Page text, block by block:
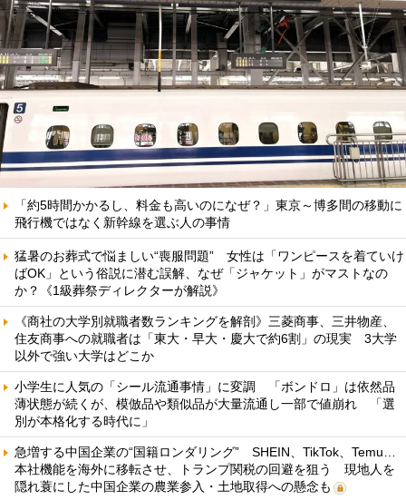
「約5時間かかるし、料金も高いのになぜ？」東京～博多間の移動に
飛行機ではなく新幹線を選ぶ人の事情
猛暑のお葬式で悩ましい“喪服問題” 女性は「ワンピースを着ていけ
ばOK」という俗説に潜む誤解、なぜ「ジャケット」がマストなの
か？《1級葬祭ディレクターが解説》
《商社の大学別就職者数ランキングを解剖》三菱商事、三井物産、
住友商事への就職者は「東大・早大・慶大で約6割」の現実 3大学
以外で強い大学はどこか
小学生に人気の「シール流通事情」に変調 「ボンドロ」は依然品
薄状態が続くが、模倣品や類似品が大量流通し一部で値崩れ 「選
別が本格化する時代に」
急増する中国企業の“国籍ロンダリング” SHEIN、TikTok、Temu…
本社機能を海外に移転させ、トランプ関税の回避を狙う 現地人を
隠れ蓑にした中国企業の農業参入・土地取得への懸念も